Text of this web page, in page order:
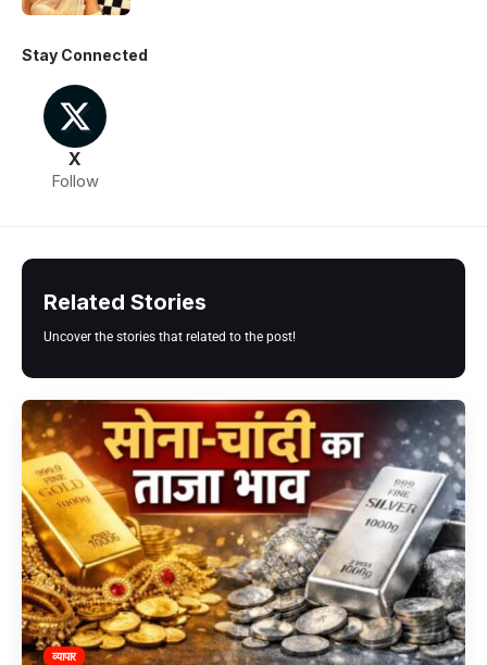
Stay Connected
X
Follow
Related Stories
Uncover the stories that related to the post!
व्यापार